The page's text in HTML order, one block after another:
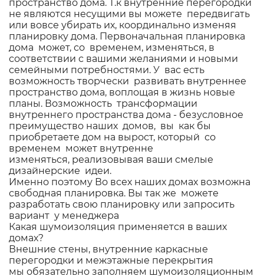
пространство дома. Т.к внутренние перегородки
не являются несущими вы можете передвигать
или вовсе убирать их, координально изменяя
планировку дома. Первоначальная планировка
дома может, со временем, изменяться, в
соответствии с вашими желаниями и новыми
семейными потребностями. У вас есть
возможность творчески развивать внутреннее
пространство дома, воплощая в жизнь новые
планы. Возможность трансформации
внутреннего пространства дома - безусловное
преимущество наших домов, вы как бы
приобретаете дом на вырост, который со
временем может внутренне
изменяться, реализовывая ваши смелые
дизайнерские идеи.
Именно поэтому Во всех наших домах возможна
свободная планировка. Вы так же можете
разработать свою планировку или запросить
вариант у менеджера
Какая шумоизоляция применяется в ваших
домах?
Внешние стены, внутренние каркасные
перегородки и межэтажные перекрытия
мы обязательно заполняем шумоизоляционным